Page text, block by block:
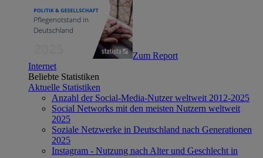
Zum Report
Internet
Beliebte Statistiken
Aktuelle Statistiken
Anzahl der Social-Media-Nutzer weltweit 2012-2025
Social Networks mit den meisten Nutzern weltweit
2025
Soziale Netzwerke in Deutschland nach Generationen
2025
Instagram - Nutzung nach Alter und Geschlecht in